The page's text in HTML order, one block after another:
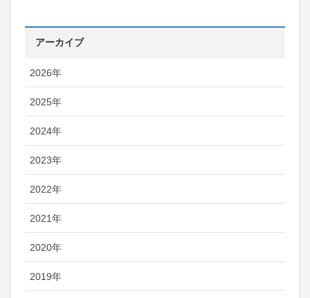
アーカイブ
2026年
2025年
2024年
2023年
2022年
2021年
2020年
2019年